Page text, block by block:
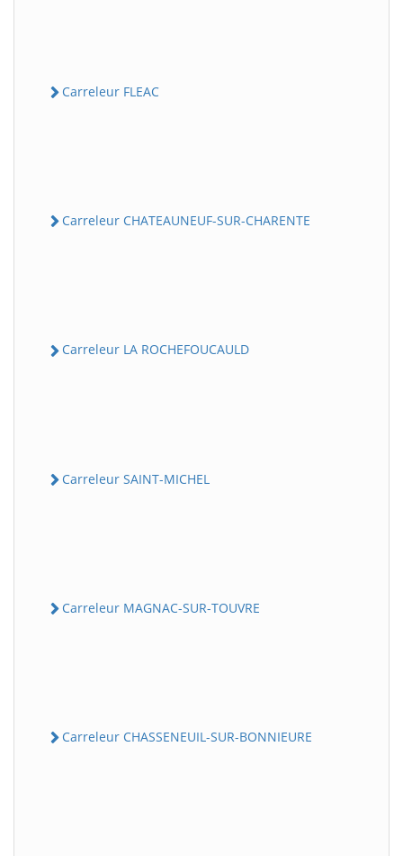
Carreleur FLEAC
Carreleur CHATEAUNEUF-SUR-CHARENTE
Carreleur LA ROCHEFOUCAULD
Carreleur SAINT-MICHEL
Carreleur MAGNAC-SUR-TOUVRE
Carreleur CHASSENEUIL-SUR-BONNIEURE